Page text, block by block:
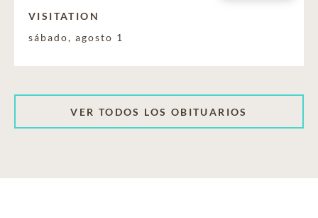
VISITATION
sábado, agosto 1
VER TODOS LOS OBITUARIOS